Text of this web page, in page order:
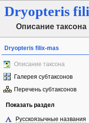
Dryopteris
Описание таксона
Dryopteris filix-mas
Описание таксона
Галерея субтаксонов
Перечень субтаксонов
Показать раздел
Русскоязычные названия